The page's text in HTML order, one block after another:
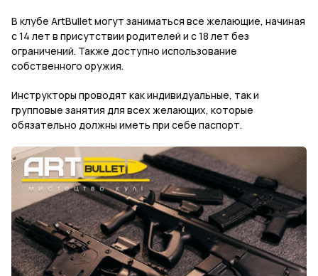
В клубе ArtBullet могут заниматься все желающие, начиная
с 14 лет в присутствии родителей и с 18 лет без
ограничений. Также доступно использование
собственного оружия.
Инструкторы проводят как индивидуальные, так и
групповые занятия для всех желающих, которые
обязательно должны иметь при себе паспорт.